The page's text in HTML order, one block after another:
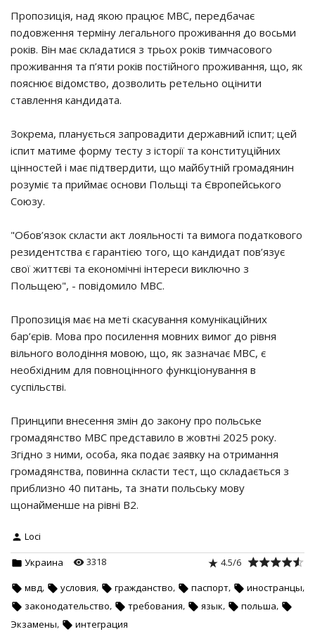
Пропозиція, над якою працює МВС, передбачає
подовження терміну легального проживання до восьми
років. Він має складатися з трьох років тимчасового
проживання та п’яти років постійного проживання, що, як
пояснює відомство, дозволить ретельно оцінити
ставлення кандидата.
Зокрема, планується запровадити державний іспит; цей
іспит матиме форму тесту з історії та конституційних
цінностей і має підтвердити, що майбутній громадянин
розуміє та приймає основи Польщі та Європейського
Союзу.
"Обов’язок скласти акт лояльності та вимога податкового
резидентства є гарантією того, що кандидат пов’язує
свої життєві та економічні інтереси виключно з
Польщею", - повідомило МВС.
Пропозиція має на меті скасування комунікаційних
бар’єрів. Мова про посилення мовних вимог до рівня
вільного володіння мовою, що, як зазначає МВС, є
необхідним для повноцінного функціонування в
суспільстві.
Принципи внесення змін до закону про польське
громадянство МВС представило в жовтні 2025 року.
Згідно з ними, особа, яка подає заявку на отримання
громадянства, повинна скласти тест, що складається з
приблизно 40 питань, та знати польську мову
щонайменше на рівні B2.
Loci
Украина 3318 4.5/6
мвд, условия, гражданство, паспорт, иностранцы,
законодательство, требования, язык, польша,
Экзамены, интеграция